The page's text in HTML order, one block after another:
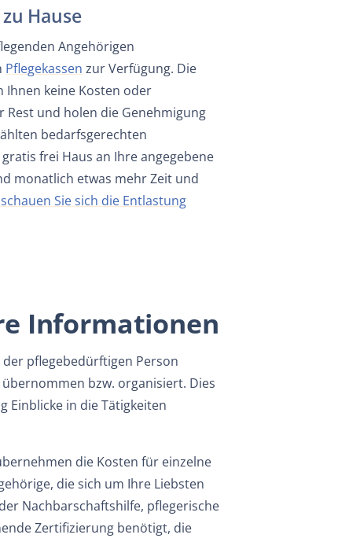
Hause
Angehörigen
Pflegekassen zur Verfügung. Die
Ihnen keine Kosten oder
und holen die Genehmigung
bedarfsgerechten
frei Haus an Ihre angegebene
monatlich etwas mehr Zeit und
Sie sich die Entlastung
Informationen
pflegebedürftigen Person
bzw. organisiert. Dies
Einblicke in die Tätigkeiten
die Kosten für einzelne
die sich um Ihre Liebsten
Nachbarschaftshilfe, pflegerische
Zertifizierung benötigt, die